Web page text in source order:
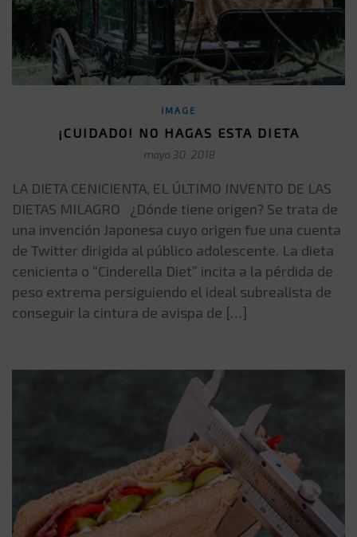
IMAGE
¡CUIDADO! NO HAGAS ESTA DIETA
mayo 30, 2018
LA DIETA CENICIENTA, EL ÚLTIMO INVENTO DE LAS
DIETAS MILAGRO ¿Dónde tiene origen? Se trata de
una invención Japonesa cuyo origen fue una cuenta
de Twitter dirigida al público adolescente. La dieta
cenicienta o “Cinderella Diet” incita a la pérdida de
peso extrema persiguiendo el ideal subrealista de
conseguir la cintura de avispa de […]